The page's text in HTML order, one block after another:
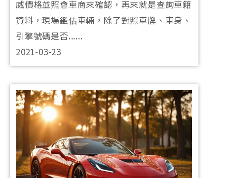
威價格並照會車商來確認，再來就是查詢車籍
資料，現場鑑估車輛，除了對照車牌、車身、
引擎號碼是否......
2021-03-23